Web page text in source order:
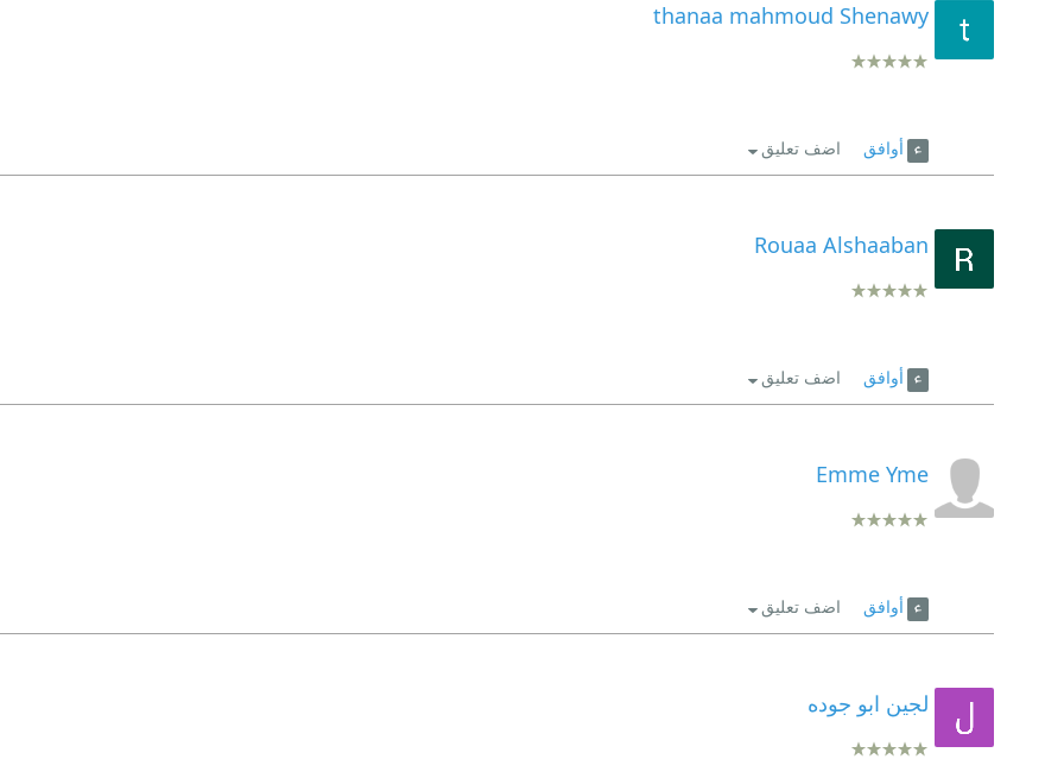
thanaa mahmoud Shenawy
أوافق اضف تعليق
Rouaa Alshaaban
أوافق اضف تعليق
Emme Yme
أوافق اضف تعليق
لجين ابو جوده